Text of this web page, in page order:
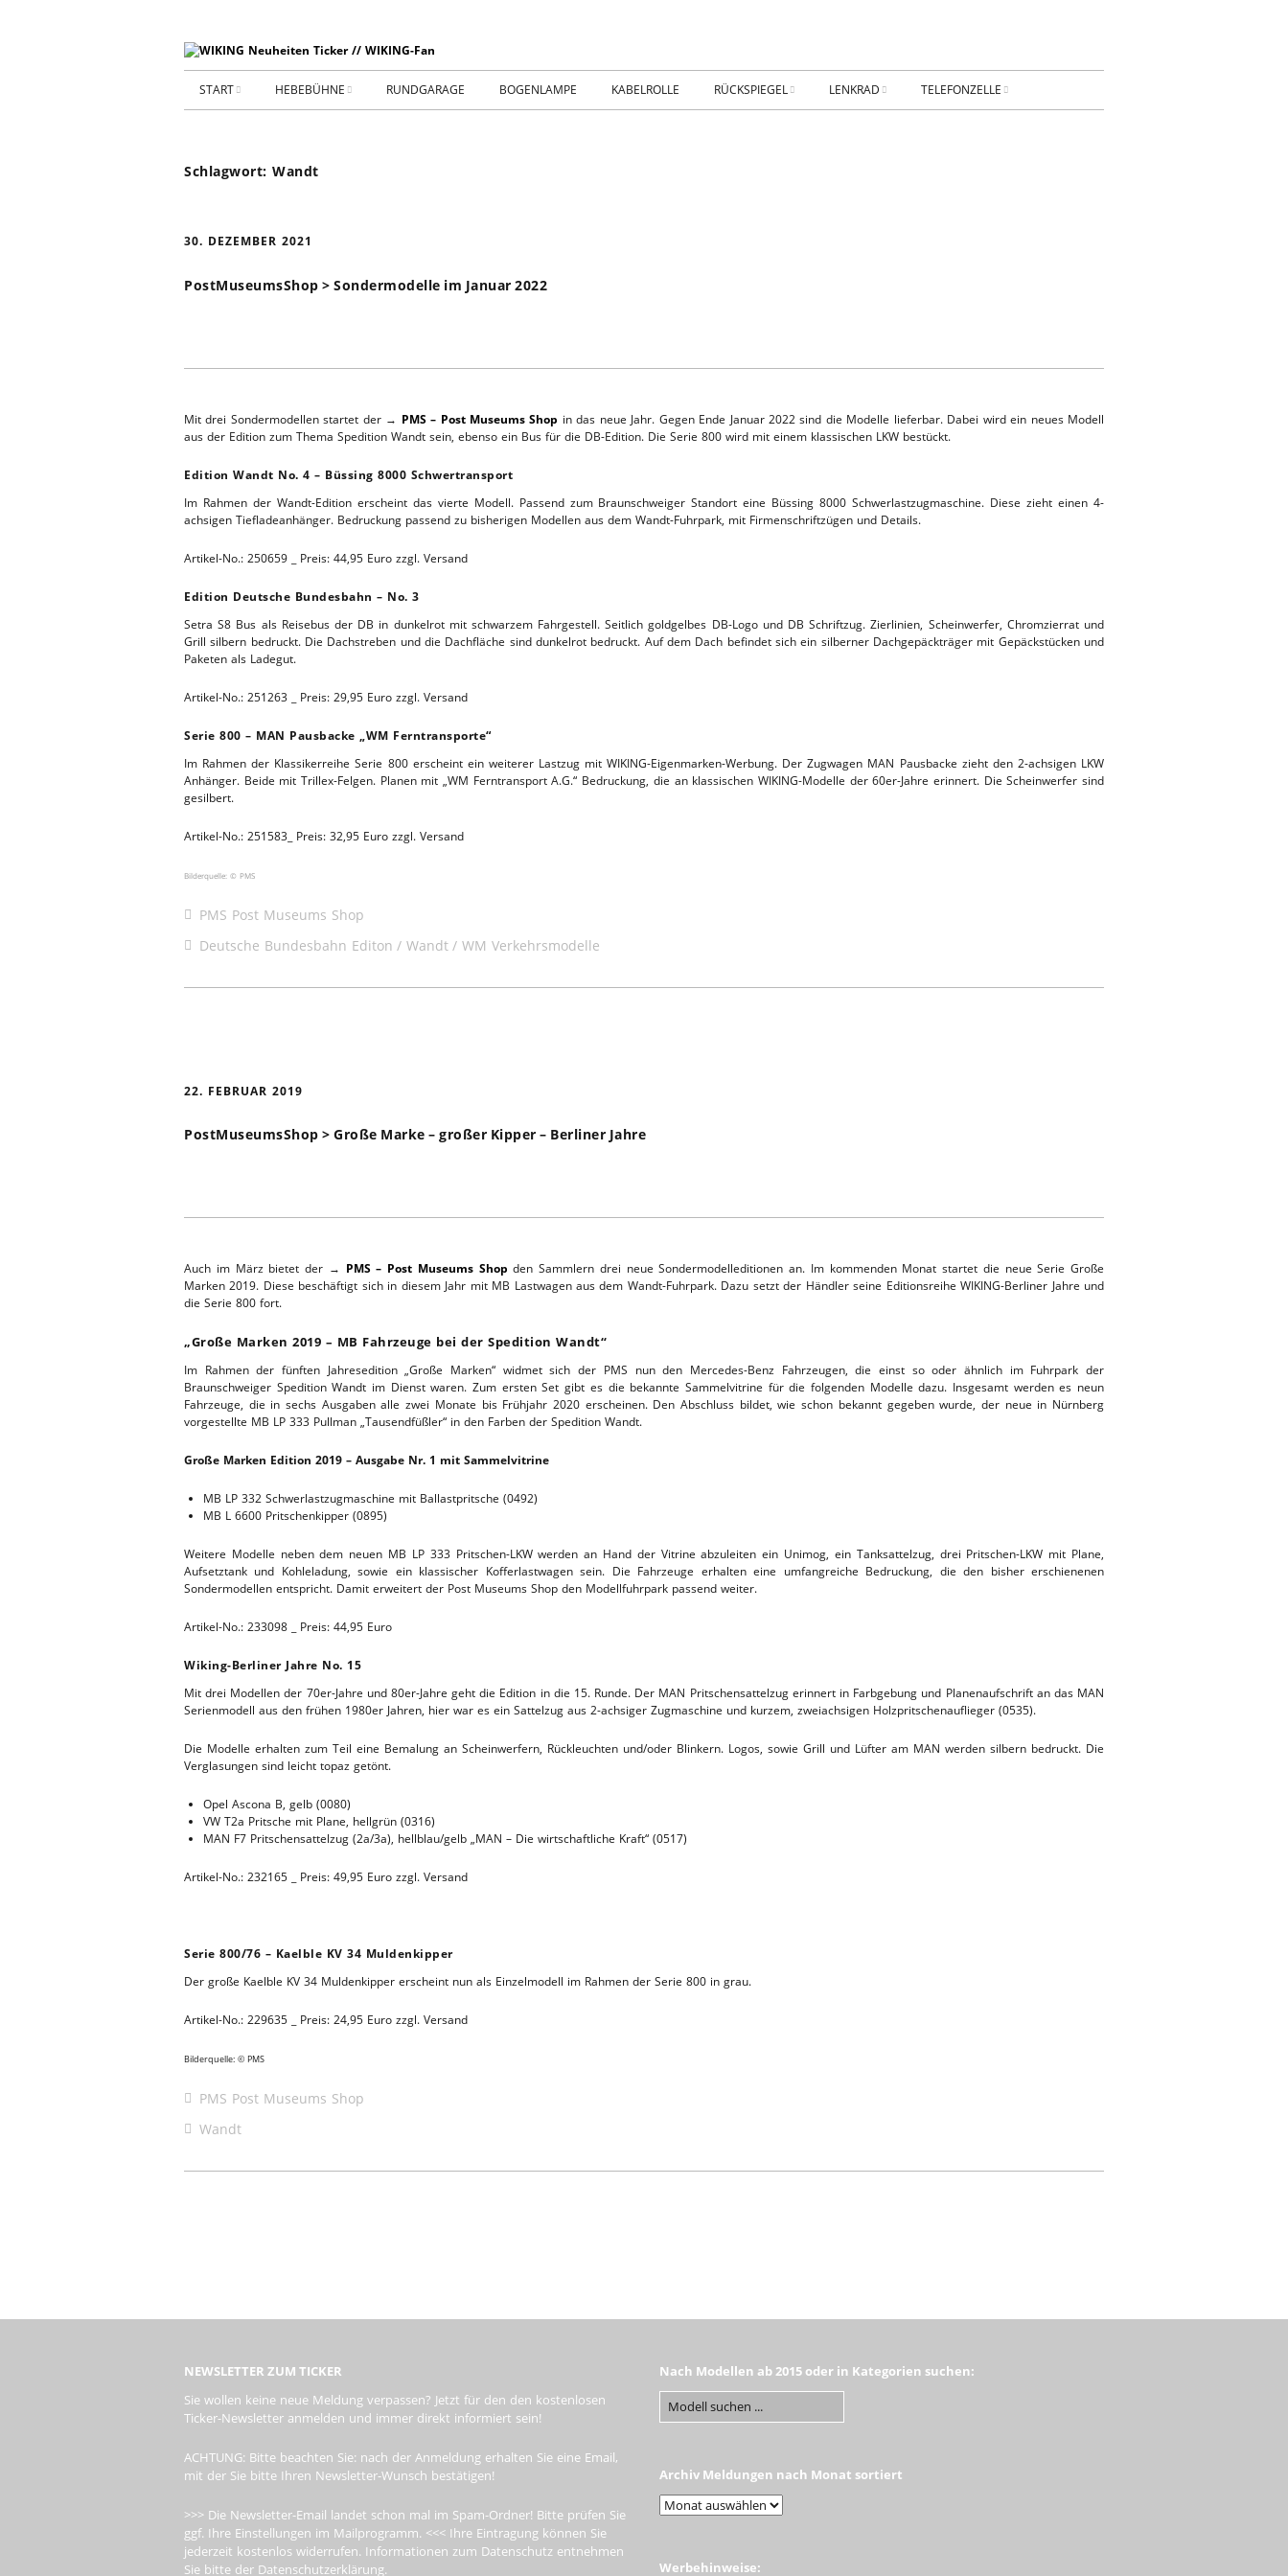
START
ARCHIV 2009-2014
HEBEBÜHNE
HEBEBÜHNE 2025
HEBEBÜHNE 2021
HEBEBÜHNE 2020
HEBEBÜHNE 2018
RUNDGARAGE BOGENLAMPE KABELROLLE RÜCKSPIEGEL LENKRAD TELEFONZELLE
Schlagwort: Wandt
30. DEZEMBER 2021
PostMuseumsShop > Sondermodelle im Januar 2022
Mit drei Sondermodellen startet der → PMS – Post Museums Shop in das neue Jahr. Gegen Ende Januar 2022 sind die Modelle lieferbar. Dabei wird ein neues Modell
aus der Edition zum Thema Spedition Wandt sein, ebenso ein Bus für die DB-Edition. Die Serie 800 wird mit einem klassischen LKW bestückt.
Edition Wandt No. 4 – Büssing 8000 Schwertransport
Im Rahmen der Wandt-Edition erscheint das vierte Modell. Passend zum Braunschweiger Standort eine Büssing 8000 Schwerlastzugmaschine. Diese zieht einen 4-
achsigen Tiefladeanhänger. Bedruckung passend zu bisherigen Modellen aus dem Wandt-Fuhrpark, mit Firmenschriftzügen und Details.
Artikel-No.: 250659 _ Preis: 44,95 Euro zzgl. Versand
Edition Deutsche Bundesbahn – No. 3
Setra S8 Bus als Reisebus der DB in dunkelrot mit schwarzem Fahrgestell. Seitlich goldgelbes DB-Logo und DB Schriftzug. Zierlinien, Scheinwerfer, Chromzierrat und
Grill silbern bedruckt. Die Dachstreben und die Dachfläche sind dunkelrot bedruckt. Auf dem Dach befindet sich ein silberner Dachgepäckträger mit Gepäckstücken und
Paketen als Ladegut.
Artikel-No.: 251263 _ Preis: 29,95 Euro zzgl. Versand
Serie 800 – MAN Pausbacke „WM Ferntransporte“
Im Rahmen der Klassikerreihe Serie 800 erscheint ein weiterer Lastzug mit WIKING-Eigenmarken-Werbung. Der Zugwagen MAN Pausbacke zieht den 2-achsigen LKW
Anhänger. Beide mit Trillex-Felgen. Planen mit „WM Ferntransport A.G.“ Bedruckung, die an klassischen WIKING-Modelle der 60er-Jahre erinnert. Die Scheinwerfer sind
gesilbert.
Artikel-No.: 251583_ Preis: 32,95 Euro zzgl. Versand
Bilderquelle: © PMS
PMS Post Museums Shop
Deutsche Bundesbahn Editon
Wandt WM Verkehrsmodelle
22. FEBRUAR 2019
PostMuseumsShop > Große Marke – großer Kipper – Berliner Jahre
Auch im März bietet der → PMS – Post Museums Shop den Sammlern drei neue Sondermodelleditionen an. Im kommenden Monat startet die neue Serie Große
Marken 2019. Diese beschäftigt sich in diesem Jahr mit MB Lastwagen aus dem Wandt-Fuhrpark. Dazu setzt der Händler seine Editionsreihe WIKING-Berliner Jahre und
die Serie 800 fort.
„Große Marken 2019 – MB Fahrzeuge bei der Spedition Wandt“
Im Rahmen der fünften Jahresedition „Große Marken“ widmet sich der PMS nun den Mercedes-Benz Fahrzeugen, die einst so oder ähnlich im Fuhrpark der
Braunschweiger Spedition Wandt im Dienst waren. Zum ersten Set gibt es die bekannte Sammelvitrine für die folgenden Modelle dazu. Insgesamt werden es neun
Fahrzeuge, die in sechs Ausgaben alle zwei Monate bis Frühjahr 2020 erscheinen. Den Abschluss bildet, wie schon bekannt gegeben wurde, der neue in Nürnberg
vorgestellte MB LP 333 Pullman „Tausendfüßler“ in den Farben der Spedition Wandt.
Große Marken Edition 2019 – Ausgabe Nr. 1 mit Sammelvitrine
MB LP 332 Schwerlastzugmaschine mit Ballastpritsche (0492)
MB L 6600 Pritschenkipper (0895)
Weitere Modelle neben dem neuen MB LP 333 Pritschen-LKW werden an Hand der Vitrine abzuleiten ein Unimog, ein Tanksattelzug, drei Pritschen-LKW mit Plane,
Aufsetztank und Kohleladung, sowie ein klassischer Kofferlastwagen sein. Die Fahrzeuge erhalten eine umfangreiche Bedruckung, die den bisher erschienenen
Sondermodellen entspricht. Damit erweitert der Post Museums Shop den Modellfuhrpark passend weiter.
Artikel-No.: 233098 _ Preis: 44,95 Euro
Wiking-Berliner Jahre No. 15
Mit drei Modellen der 70er-Jahre und 80er-Jahre geht die Edition in die 15. Runde. Der MAN Pritschensattelzug erinnert in Farbgebung und Planenaufschrift an das MAN
Serienmodell aus den frühen 1980er Jahren, hier war es ein Sattelzug aus 2-achsiger Zugmaschine und kurzem, zweiachsigen Holzpritschenauflieger (0535).
Die Modelle erhalten zum Teil eine Bemalung an Scheinwerfern, Rückleuchten und/oder Blinkern. Logos, sowie Grill und Lüfter am MAN werden silbern bedruckt. Die
Verglasungen sind leicht topaz getönt.
Opel Ascona B, gelb (0080)
VW T2a Pritsche mit Plane, hellgrün (0316)
MAN F7 Pritschensattelzug (2a/3a), hellblau/gelb „MAN – Die wirtschaftliche Kraft“ (0517)
Artikel-No.: 232165 _ Preis: 49,95 Euro zzgl. Versand
Serie 800/76 – Kaelble KV 34 Muldenkipper
Der große Kaelble KV 34 Muldenkipper erscheint nun als Einzelmodell im Rahmen der Serie 800 in grau.
Artikel-No.: 229635 _ Preis: 24,95 Euro zzgl. Versand
Bilderquelle: © PMS
PMS Post Museums Shop
Wandt
NEWSLETTER ZUM TICKER
Sie wollen keine neue Meldung verpassen? Jetzt für den den kostenlosen
Ticker-Newsletter anmelden und immer direkt informiert sein!
ACHTUNG: Bitte beachten Sie: nach der Anmeldung erhalten Sie eine Email,
mit der Sie bitte Ihren Newsletter-Wunsch bestätigen!
>>> Die Newsletter-Email landet schon mal im Spam-Ordner! Bitte prüfen Sie
ggf. Ihre Einstellungen im Mailprogramm. <<< Ihre Eintragung können Sie
jederzeit kostenlos widerrufen. Informationen zum Datenschutz entnehmen
Sie bitte der Datenschutzerklärung.
Nach Modellen ab 2015 oder in Kategorien suchen:
Archiv Meldungen nach Monat sortiert
Werbehinweise: